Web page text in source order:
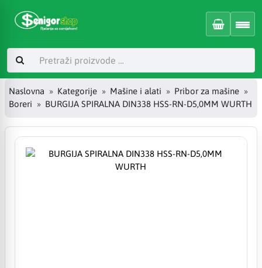
Naslovna Kategorije Mašine i alati
Pribor za mašine
Boreri
BURGIJA SPIRALNA DIN338 HSS-RN-D5,0MM WURTH